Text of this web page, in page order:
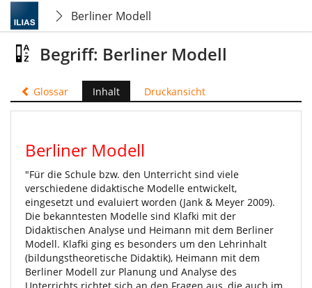
Berliner Modell
Begriff: Berliner Modell
Glossar Inhalt Druckansicht
Berliner Modell
"Für die Schule bzw. den Unterricht sind viele
verschiedene didaktische Modelle entwickelt,
eingesetzt und evaluiert worden (Jank & Meyer 2009).
Die bekanntesten Modelle sind Klafki mit der
Didaktischen Analyse und Heimann mit dem Berliner
Modell. Klafki ging es besonders um den Lehrinhalt
(bildungstheoretische Didaktik), Heimann mit dem
Berliner Modell zur Planung und Analyse des